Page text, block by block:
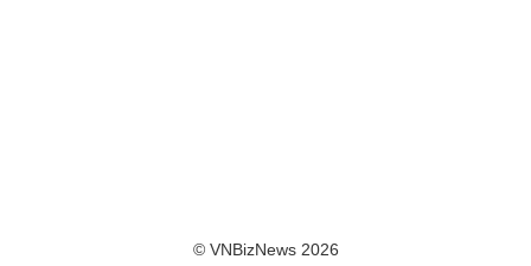
© VNBizNews 2026